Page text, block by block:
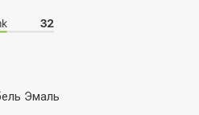
Эмаль